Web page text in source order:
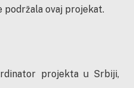
podržala ovaj projekat.
projekta u Srbiji,